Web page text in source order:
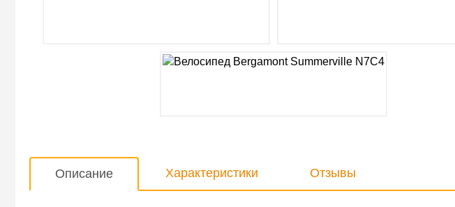
Описание Характеристики Отзывы